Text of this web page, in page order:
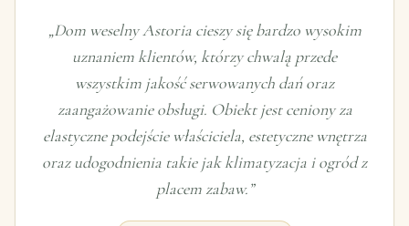
„Dom weselny Astoria cieszy się bardzo wysokim
uznaniem klientów, którzy chwalą przede
wszystkim jakość serwowanych dań oraz
zaangażowanie obsługi. Obiekt jest ceniony za
elastyczne podejście właściciela, estetyczne wnętrza
oraz udogodnienia takie jak klimatyzacja i ogród z
placem zabaw.”